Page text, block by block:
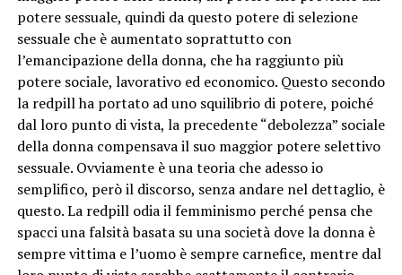
potere sessuale, quindi da questo potere di selezione
sessuale che è aumentato soprattutto con
l’emancipazione della donna, che ha raggiunto più
potere sociale, lavorativo ed economico. Questo secondo
la redpill ha portato ad uno squilibrio di potere, poiché
dal loro punto di vista, la precedente “debolezza” sociale
della donna compensava il suo maggior potere selettivo
sessuale. Ovviamente è una teoria che adesso io
semplifico, però il discorso, senza andare nel dettaglio, è
questo. La redpill odia il femminismo perché pensa che
spacci una falsità basata su una società dove la donna è
sempre vittima e l’uomo è sempre carnefice, mentre dal